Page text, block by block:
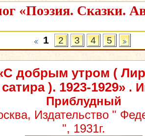
«Поэзия. Сказки.
1 2 3 4 5
добрым утром (
сатира ). 1923-1929» .
Приблудный
Издательство "
", 1931г.